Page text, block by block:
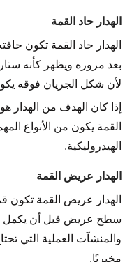
الهدار حاد القمة
الهدار حاد القمة تكون
بعد مروره ويظهر كأنه
لأن شكل الجريان فوقه
إذا كان الهدف من الهدار
القمة يكون من الأنواع
الهيدروليكية.
الهدار عريض القمة
الهدار عريض القمة تكون
سطح عريض قبل أن يكمل
والمنشآت العملية التي
مخبريًا.